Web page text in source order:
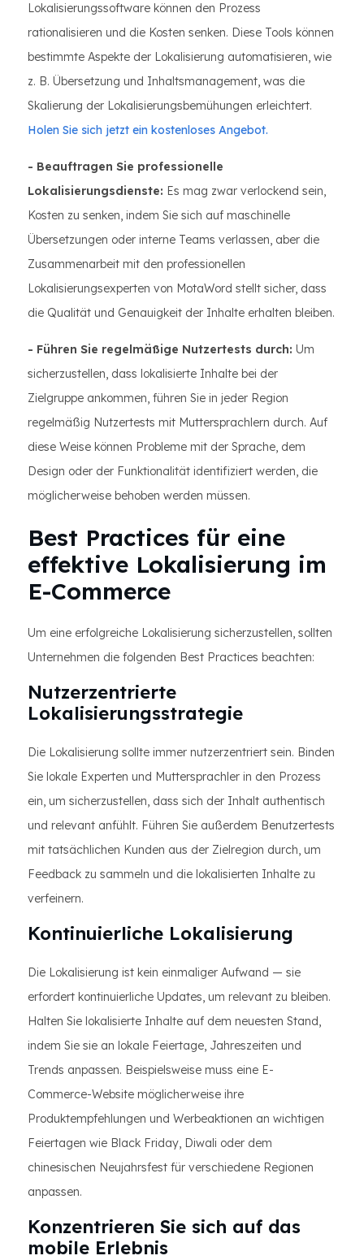
Lokalisierungssoftware können den Prozess
rationalisieren und die Kosten senken. Diese Tools können
bestimmte Aspekte der Lokalisierung automatisieren, wie
z. B. Übersetzung und Inhaltsmanagement, was die
Skalierung der Lokalisierungsbemühungen erleichtert.
Holen Sie sich jetzt ein kostenloses Angebot.
- Beauftragen Sie professionelle
Lokalisierungsdienste: Es mag zwar verlockend sein,
Kosten zu senken, indem Sie sich auf maschinelle
Übersetzungen oder interne Teams verlassen, aber die
Zusammenarbeit mit den professionellen
Lokalisierungsexperten von MotaWord stellt sicher, dass
die Qualität und Genauigkeit der Inhalte erhalten bleiben.
- Führen Sie regelmäßige Nutzertests durch: Um
sicherzustellen, dass lokalisierte Inhalte bei der
Zielgruppe ankommen, führen Sie in jeder Region
regelmäßig Nutzertests mit Muttersprachlern durch. Auf
diese Weise können Probleme mit der Sprache, dem
Design oder der Funktionalität identifiziert werden, die
möglicherweise behoben werden müssen.
Best Practices für eine
effektive Lokalisierung im
E-Commerce
Um eine erfolgreiche Lokalisierung sicherzustellen, sollten
Unternehmen die folgenden Best Practices beachten:
Nutzerzentrierte
Lokalisierungsstrategie
Die Lokalisierung sollte immer nutzerzentriert sein. Binden
Sie lokale Experten und Muttersprachler in den Prozess
ein, um sicherzustellen, dass sich der Inhalt authentisch
und relevant anfühlt. Führen Sie außerdem Benutzertests
mit tatsächlichen Kunden aus der Zielregion durch, um
Feedback zu sammeln und die lokalisierten Inhalte zu
verfeinern.
Kontinuierliche Lokalisierung
Die Lokalisierung ist kein einmaliger Aufwand — sie
erfordert kontinuierliche Updates, um relevant zu bleiben.
Halten Sie lokalisierte Inhalte auf dem neuesten Stand,
indem Sie sie an lokale Feiertage, Jahreszeiten und
Trends anpassen. Beispielsweise muss eine E-
Commerce-Website möglicherweise ihre
Produktempfehlungen und Werbeaktionen an wichtigen
Feiertagen wie Black Friday, Diwali oder dem
chinesischen Neujahrsfest für verschiedene Regionen
anpassen.
Konzentrieren Sie sich auf das
mobile Erlebnis